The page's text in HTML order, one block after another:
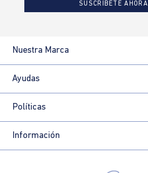
SUSCRÍBETE AHORA
Nuestra Marca
Ayudas
Políticas
Información